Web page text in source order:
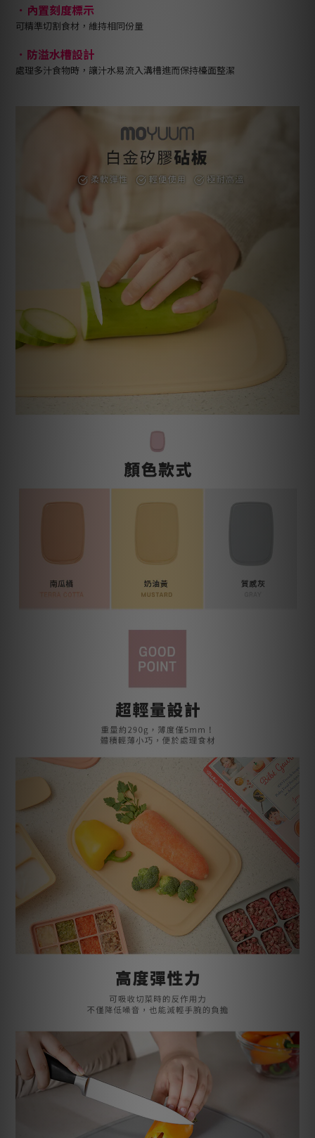
．內置刻度標示
可精準切割食材，維持相同份量
．防溢水槽設計
處理多汁食物時，讓汁水易流入溝槽進而保持檯面整潔